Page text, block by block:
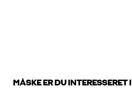
MÅSKE ER DU INTERESSERET I